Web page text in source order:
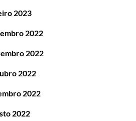
2023
2022
2022
2022
2022
2022